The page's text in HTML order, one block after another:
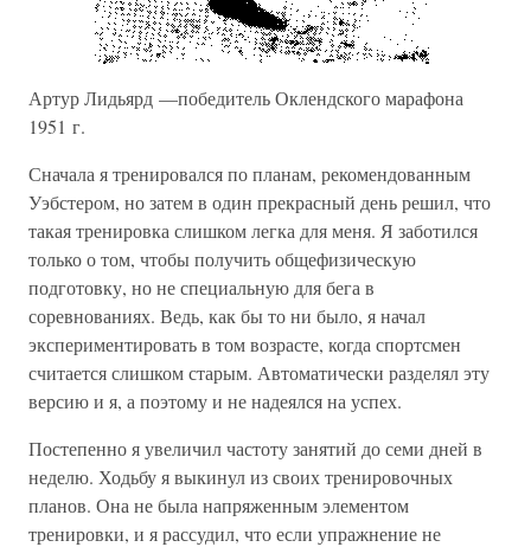
Артур Лидьярд —победитель Оклендского марафона
1951 г.
Сначала я тренировался по планам, рекомендованным
Уэбстером, но затем в один прекрасный день решил, что
такая тренировка слишком легка для меня. Я заботился
только о том, чтобы получить общефизическую
подготовку, но не специальную для бега в
соревнованиях. Ведь, как бы то ни было, я начал
экспериментировать в том возрасте, когда спортсмен
считается слишком старым. Автоматически разделял эту
версию и я, а поэтому и не надеялся на успех.
Постепенно я увеличил частоту занятий до семи дней в
неделю. Ходьбу я выкинул из своих тренировочных
планов. Она не была напряженным элементом
тренировки, и я рассудил, что если упражнение не